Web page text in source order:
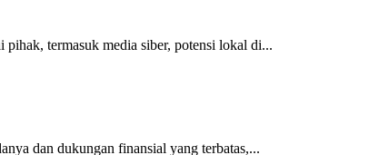
termasuk media siber, potensi lokal di...
dan dukungan finansial yang terbatas,...